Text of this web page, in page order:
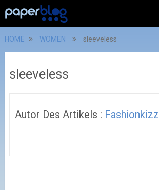
HOME WOMEN sleeveless
sleeveless
Autor Des Artikels : Fashionkizz